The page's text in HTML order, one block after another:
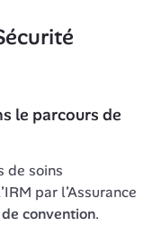
le parcours de
de soins
par l’Assurance
convention.